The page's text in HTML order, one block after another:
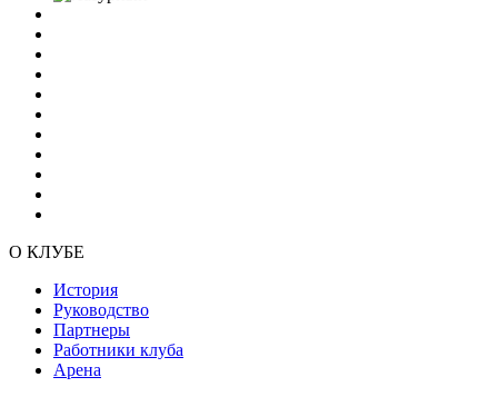
О КЛУБЕ
История
Руководство
Партнеры
Работники клуба
Арена